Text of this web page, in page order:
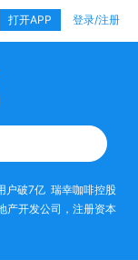
打开APP 登录/注册
户破7亿 瑞幸咖啡控股
产开发公司，注册资本